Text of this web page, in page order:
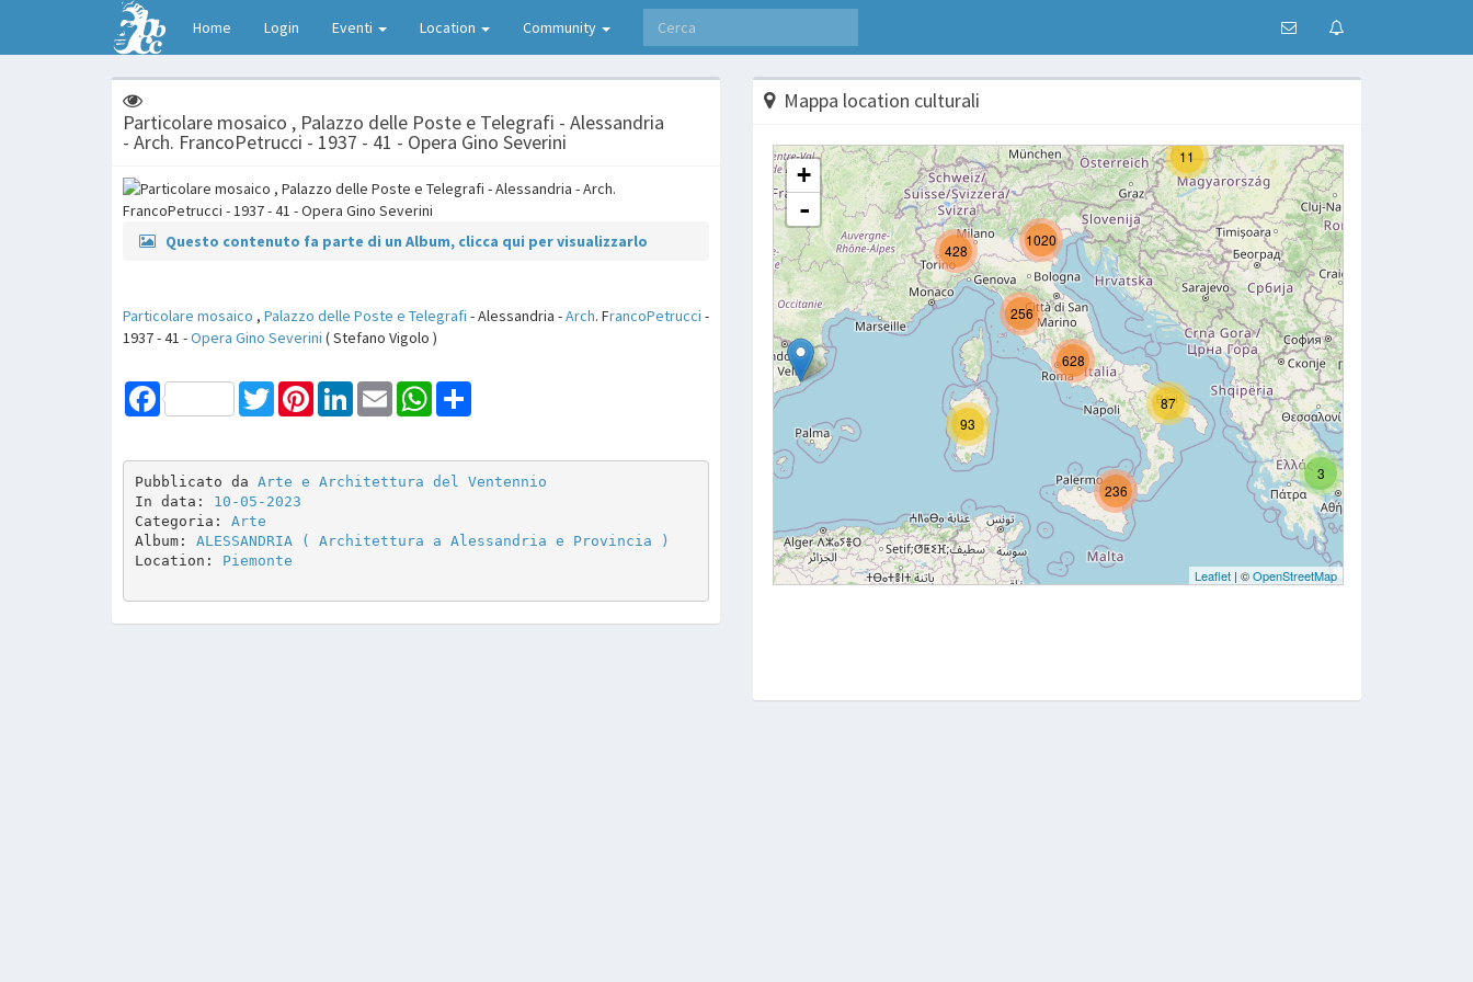
Home Login Eventi Location Community
Particolare mosaico , Palazzo delle Poste e Telegrafi - Alessandria
- Arch. FrancoPetrucci - 1937 - 41 - Opera Gino Severini
Questo contenuto fa parte di un Album, clicca qui per visualizzarlo
Particolare mosaico , Palazzo delle Poste e Telegrafi - Alessandria -Arch. FrancoPetrucci -
1937 - 41 -Opera Gino Severini ( Stefano Vigolo )
Facebook TwitterPinterestLinkedInEmail WhatsApp
Pubblicato da Arte e Architettura del Ventennio
In data: 10-05-2023
Categoria: Arte
Album: ALESSANDRIA ( Architettura a Alessandria e Provincia )
Location: Piemonte
Mappa location culturali